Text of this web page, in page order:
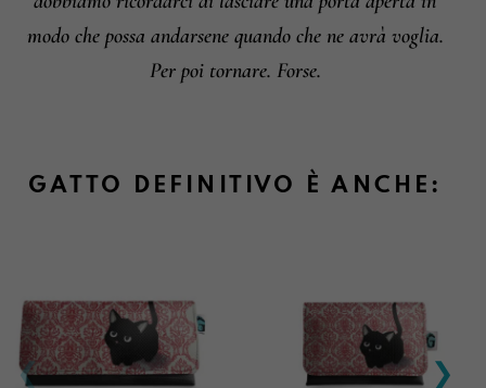
modo che possa andarsene quando che ne avrà voglia.
Per poi tornare. Forse.
GATTO DEFINITIVO È ANCHE: